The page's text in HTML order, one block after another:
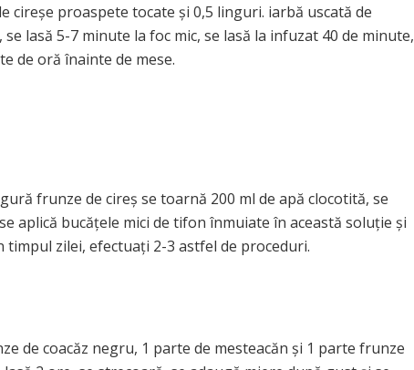
cireșe proaspete tocate și 0,5 linguri. iarbă uscată de
lasă 5-7 minute la foc mic, se lasă la infuzat 40 de minute,
de oră înainte de mese.
frunze de cireș se toarnă 200 ml de apă clocotită, se
aplică bucățele mici de tifon înmuiate în această soluție și
timpul zilei, efectuați 2-3 astfel de proceduri.
de coacăz negru, 1 parte de mesteacăn și 1 parte frunze